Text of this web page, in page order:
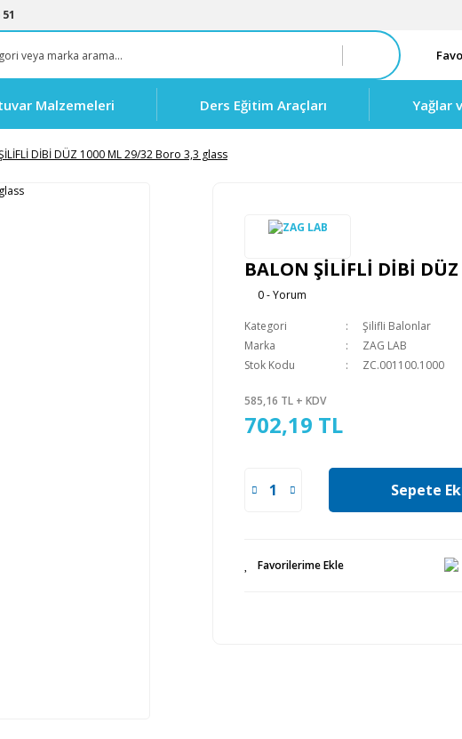
Malzemeleri Ders Eğitim Araçları Yağlar
DİBİ DÜZ 1000 ML 29/32 Boro 3,3 glass
BALON ŞİLİFLİ DİBİ
0 - Yorum
Kategori
Şilifli Balonlar
Marka
ZAG LAB
Stok Kodu
ZC.001100.1000
585,16 TL + KDV
702,19 TL
Sepete